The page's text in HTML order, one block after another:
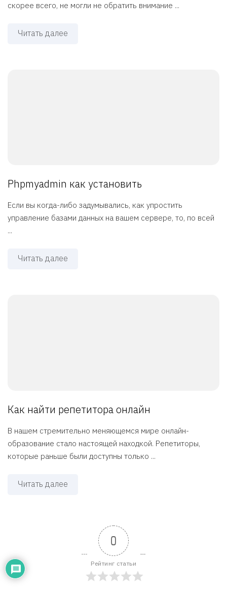
скорее всего, не могли не обратить внимание ...
Читать далее
Phpmyadmin как установить
Если вы когда-либо задумывались, как упростить
управление базами данных на вашем сервере, то, по всей
...
Читать далее
Как найти репетитора онлайн
В нашем стремительно меняющемся мире онлайн-
образование стало настоящей находкой. Репетиторы,
которые раньше были доступны только ...
Читать далее
0
Рейтинг статьи